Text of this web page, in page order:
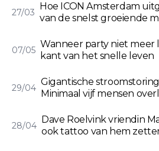
27/03
Hoe ICON Amsterdam
van de snelst groeiende
07/05
Wanneer party niet meer
kant van het snelle leven
29/04
Gigantische
Minimaal vijf mensen
28/04
Dave Roelvink vriendin
ook tattoo van hem